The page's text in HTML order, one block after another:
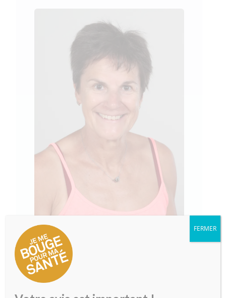
Nadia Bonometti
079 235 42 63
- Diplôme de Personal Trainer -
FERMER